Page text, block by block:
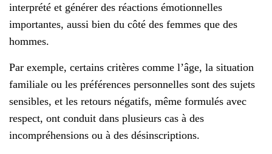
interprété et générer des réactions émotionnelles
importantes, aussi bien du côté des femmes que des
hommes.
Par exemple, certains critères comme l’âge, la situation
familiale ou les préférences personnelles sont des sujets
sensibles, et les retours négatifs, même formulés avec
respect, ont conduit dans plusieurs cas à des
incompréhensions ou à des désinscriptions.